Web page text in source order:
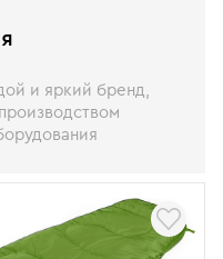
и яркий бренд,